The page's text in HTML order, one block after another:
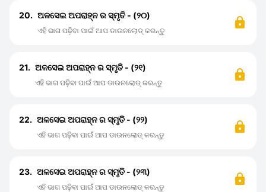
20. ଅଳସେଇ ଅପରାହ୍ନ ର ସ୍ମୃତି - (୨୦)
ଏହି ଭାଗ ପଢ଼ିବା ପାଇଁ ଆପ ଡାଉନଲୋଡ୍ କରନ୍ତୁ
21. ଅଳସେଇ ଅପରାହ୍ନ ର ସ୍ମୃତି - (୨୧)
ଏହି ଭାଗ ପଢ଼ିବା ପାଇଁ ଆପ ଡାଉନଲୋଡ୍ କରନ୍ତୁ
22. ଅଳସେଇ ଅପରାହ୍ନ ର ସ୍ମୃତି - (୨୨)
ଏହି ଭାଗ ପଢ଼ିବା ପାଇଁ ଆପ ଡାଉନଲୋଡ୍ କରନ୍ତୁ
23. ଅଳସେଇ ଅପରାହ୍ନ ର ସ୍ମୃତି - (୨୩)
ଏହି ଭାଗ ପଢ଼ିବା ପାଇଁ ଆପ ଡାଉନଲୋଡ୍ କରନ୍ତୁ